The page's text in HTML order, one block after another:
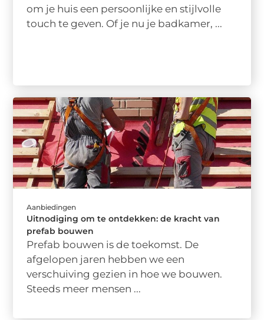
om je huis een persoonlijke en stijlvolle
touch te geven. Of je nu je badkamer, ...
Aanbiedingen
Uitnodiging om te ontdekken: de kracht van
prefab bouwen
Prefab bouwen is de toekomst. De
afgelopen jaren hebben we een
verschuiving gezien in hoe we bouwen.
Steeds meer mensen ...